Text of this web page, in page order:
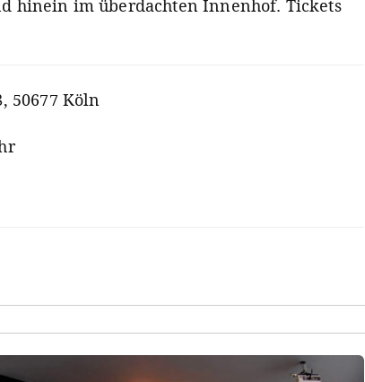
hinein im überdachten Innenhof. Tickets
50677 Köln